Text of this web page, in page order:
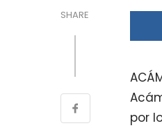
SHARE
por